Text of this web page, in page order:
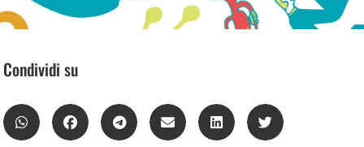
Condividi su